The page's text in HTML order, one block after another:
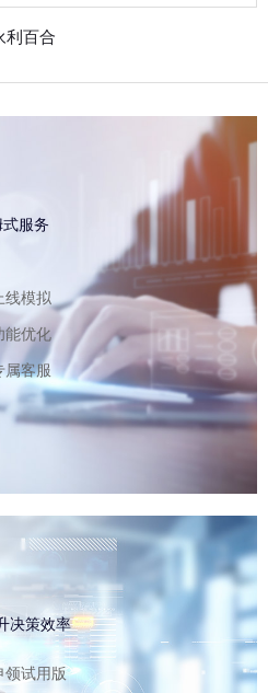
利百合
服务
线模拟
能优化
属客服
决策效率
领试用版